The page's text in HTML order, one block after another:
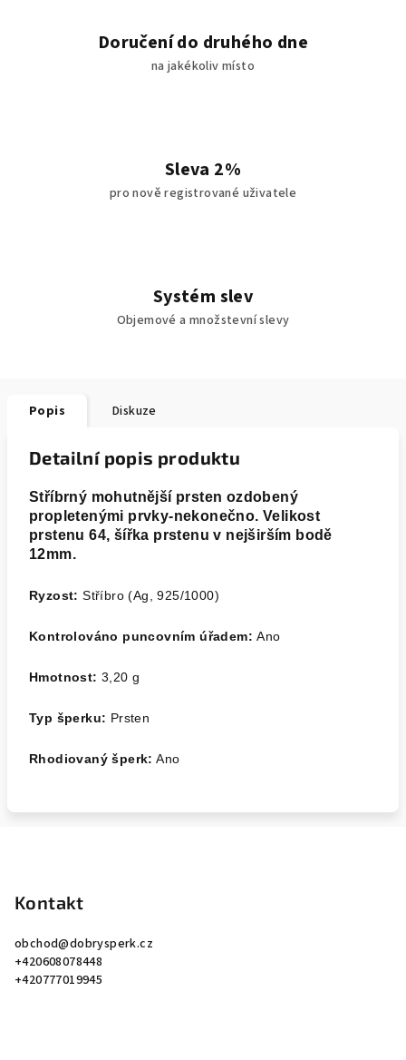
Doručení do druhého dne
na jakékoliv místo
Sleva 2%
pro nově registrované uživatele
Systém slev
Objemové a množstevní slevy
Popis Diskuze
Detailní popis produktu
Stříbrný mohutnější prsten ozdobený
propletenými prvky-nekonečno. Velikost
prstenu 64, šířka prstenu v nejširším bodě
12mm.
Ryzost:Stříbro (Ag, 925/1000)
Kontrolováno puncovním úřadem:Ano
Hmotnost: 3,20g
Typ šperku: Prsten
Rhodiovaný šperk: Ano
Kontakt
obchod@dobrysperk.cz
+420608078448
+420777019945